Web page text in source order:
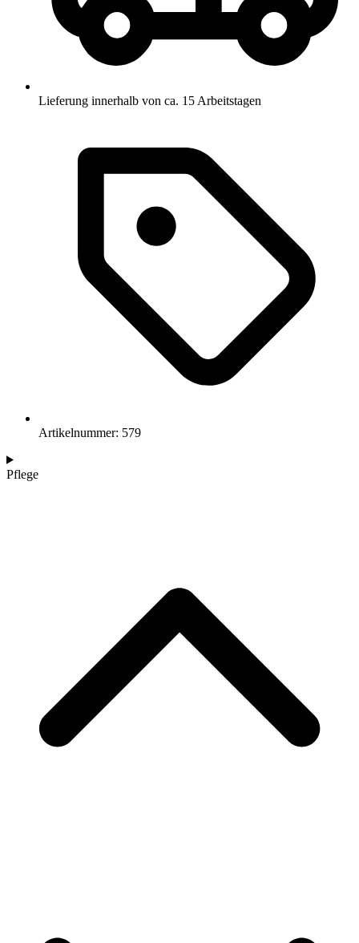
Lieferung innerhalb von ca. 15 Arbeitstagen
Artikelnummer: 579
Pflege